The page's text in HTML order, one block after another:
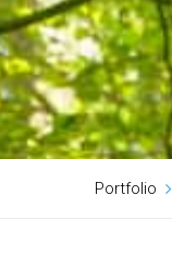
Portfolio